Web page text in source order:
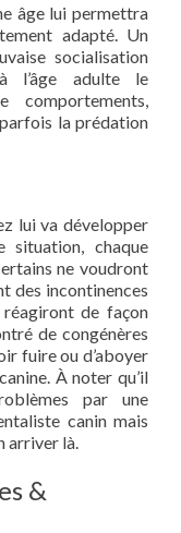
âge lui permettra
adapté. Un
socialisation
l’âge adulte le
comportements,
la prédation
lui va développer
situation, chaque
ne voudront
des incontinences
réagiront de façon
de congénères
fuire ou d’aboyer
À noter qu’il
par une
canin mais
arriver là.
&